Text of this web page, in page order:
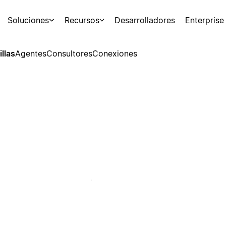
Soluciones Recursos Desarrolladores Enterprise
AgentesConsultoresConexiones